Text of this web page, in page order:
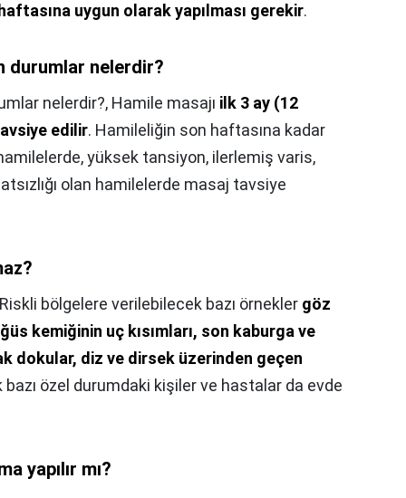
uygun olarak yapılması gerekir.
durumlar nelerdir?
nelerdir?, Hamile masajı ilk 3 ay (12
edilir. Hamileliğin son haftasına kadar
yüksek tansiyon, ilerlemiş varis,
olan hamilelerde masaj tavsiye
Riskli bölgelere verilebilecek bazı örnekler göz
kemiğinin uç kısımları, son kaburga ve
dokular, diz ve dirsek üzerinden geçen
özel durumdaki kişiler ve hastalar da evde
yapılır mı?